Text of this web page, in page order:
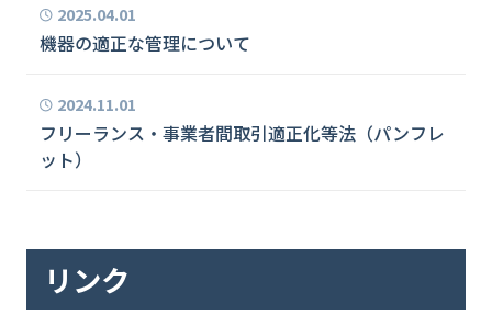
2025.04.01
機器の適正な管理について
2024.11.01
フリーランス・事業者間取引適正化等法（パンフレ
ット）
リンク